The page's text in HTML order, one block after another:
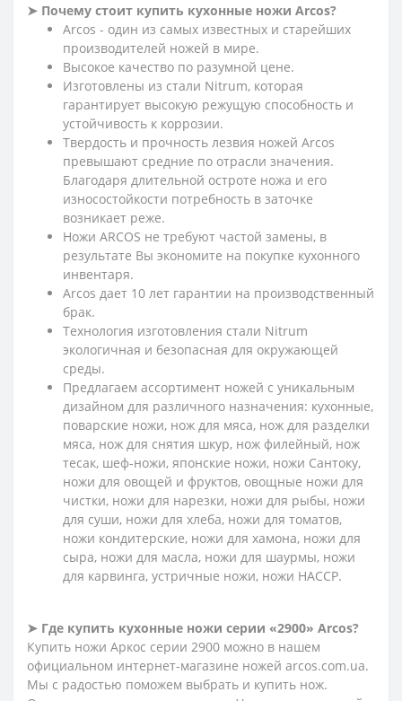
➤ Почему стоит купить кухонные ножи Arcos?
Arcos - один из самых известных и старейших
производителей ножей в мире.
Высокое качество по разумной цене.
Изготовлены из стали Nitrum, которая
гарантирует высокую режущую способность и
устойчивость к коррозии.
Твердость и прочность лезвия ножей Arcos
превышают средние по отрасли значения.
Благодаря длительной остроте ножа и его
износостойкости потребность в заточке
возникает реже.
Ножи ARCOS не требуют частой замены, в
результате Вы экономите на покупке кухонного
инвентаря.
Arcos дает 10 лет гарантии на производственный
брак.
Технология изготовления стали Nitrum
экологичная и безопасная для окружающей
среды.
Предлагаем ассортимент ножей с уникальным
дизайном для различного назначения: кухонные,
поварские ножи, нож для мяса, нож для разделки
мяса, нож для снятия шкур, нож филейный, нож
тесак, шеф-ножи, японские ножи, ножи Сантоку,
ножи для овощей и фруктов, овощные ножи для
чистки, ножи для нарезки, ножи для рыбы, ножи
для суши, ножи для хлеба, ножи для томатов,
ножи кондитерские, ножи для хамона, ножи для
сыра, ножи для масла, ножи для шаурмы, ножи
для карвинга, устричные ножи, ножи HACCP.
➤ Где купить кухонные ножи серии «2900» Arcos?
Купить ножи Аркос серии 2900 можно в нашем
официальном интернет-магазине ножей arcos.com.ua.
Мы с радостью поможем выбрать и купить нож.